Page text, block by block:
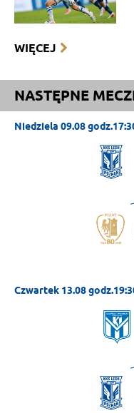
WIĘCEJ
NASTĘPNE
Niedziela 09.08
Czwartek 13.08